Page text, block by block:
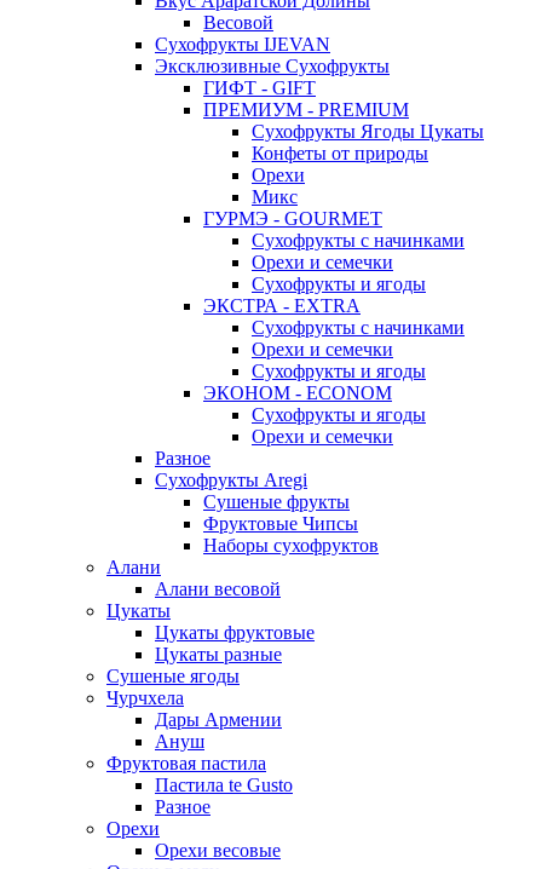
Весовой
Сухофрукты IJEVAN
Эксклюзивные Сухофрукты
ГИФТ - GIFT
ПРЕМИУМ - PREMIUM
Сухофрукты Ягоды Цукаты
Конфеты от природы
Орехи
Микс
ГУРМЭ - GOURMET
Сухофрукты с начинками
Орехи и семечки
Сухофрукты и ягоды
ЭКСТРА - EXTRA
Сухофрукты с начинками
Орехи и семечки
Сухофрукты и ягоды
ЭКОНОМ - ECONOM
Сухофрукты и ягоды
Орехи и семечки
Разное
Сухофрукты Aregi
Сушеные фрукты
Фруктовые Чипсы
Наборы сухофруктов
Алани
Алани весовой
Цукаты
Цукаты фруктовые
Цукаты разные
Сушеные ягоды
Чурчхела
Дары Армении
Ануш
Фруктовая пастила
Пастила te Gusto
Разное
Орехи
Орехи весовые